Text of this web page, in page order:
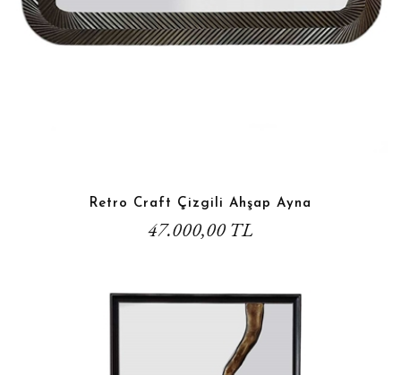
Retro Craft Çizgili Ahşap Ayna
47.000,00 TL